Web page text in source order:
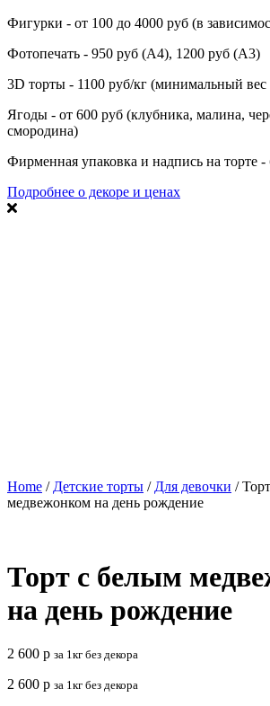
Фигурки - от 100 до 4000 руб (в
Фотопечать - 950 руб (А4), 1200 руб (А3)
3D торты - 1100 руб/кг (минимальный вес
Ягоды - от 600 руб (клубника, малина,
смородина)
Фирменная упаковка и надпись на торте -
Подробнее о декоре и ценах
Home / Детские торты / Для девочки /
медвежонком на день рождение
Торт с белым
на день рождение
2 600 р за 1кг без декора
2 600 р за 1кг без декора